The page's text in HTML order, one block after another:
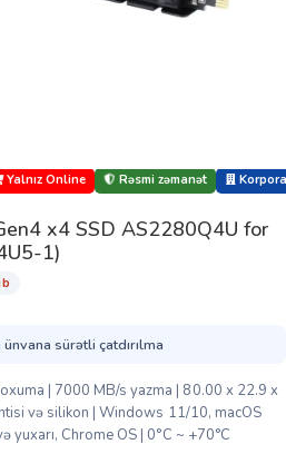
Yalnız Online Rəsmi zəmanət
x4 SSD AS2280Q4U for
1)
sürətli çatdırılma
| 7000 MB/s yazma | 80.00 x 22.9 x
və silikon | Windows 11/10, macOS
yuxarı, Chrome OS | 0°C ~ +70°C